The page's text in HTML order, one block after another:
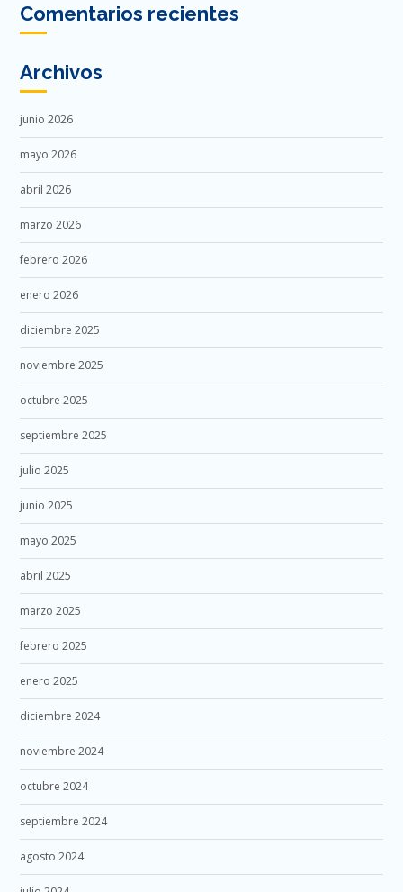
Comentarios recientes
Archivos
junio 2026
mayo 2026
abril 2026
marzo 2026
febrero 2026
enero 2026
diciembre 2025
noviembre 2025
octubre 2025
septiembre 2025
julio 2025
junio 2025
mayo 2025
abril 2025
marzo 2025
febrero 2025
enero 2025
diciembre 2024
noviembre 2024
octubre 2024
septiembre 2024
agosto 2024